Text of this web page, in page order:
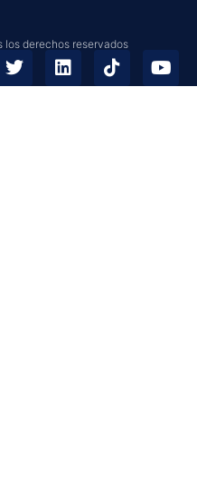
los derechos reservados